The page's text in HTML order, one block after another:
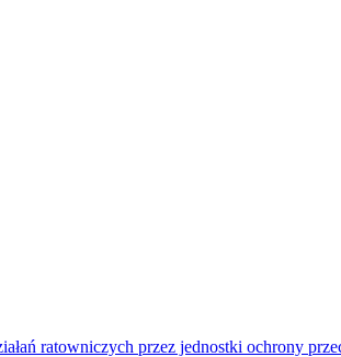
ratowniczych przez jednostki ochrony